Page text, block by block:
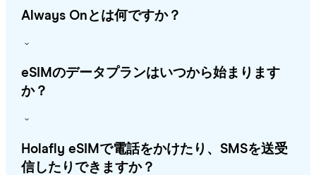
Always Onとは何ですか？
eSIMのデータプランはいつから始まります
か？
Holafly eSIMで電話をかけたり、SMSを送受
信したりできますか？